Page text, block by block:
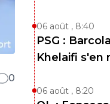
0
06 août , 8:40
PSG :
Khelaifi s'en
06 août , 8:20